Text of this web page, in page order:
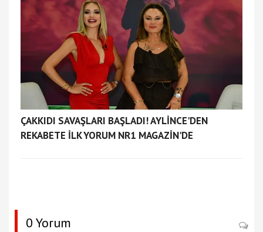
ÇAKKIDI SAVAŞLARI BAŞLADI! AYLİNCE'DEN
REKABETE İLK YORUM NR1 MAGAZİN'DE
0 Yorum